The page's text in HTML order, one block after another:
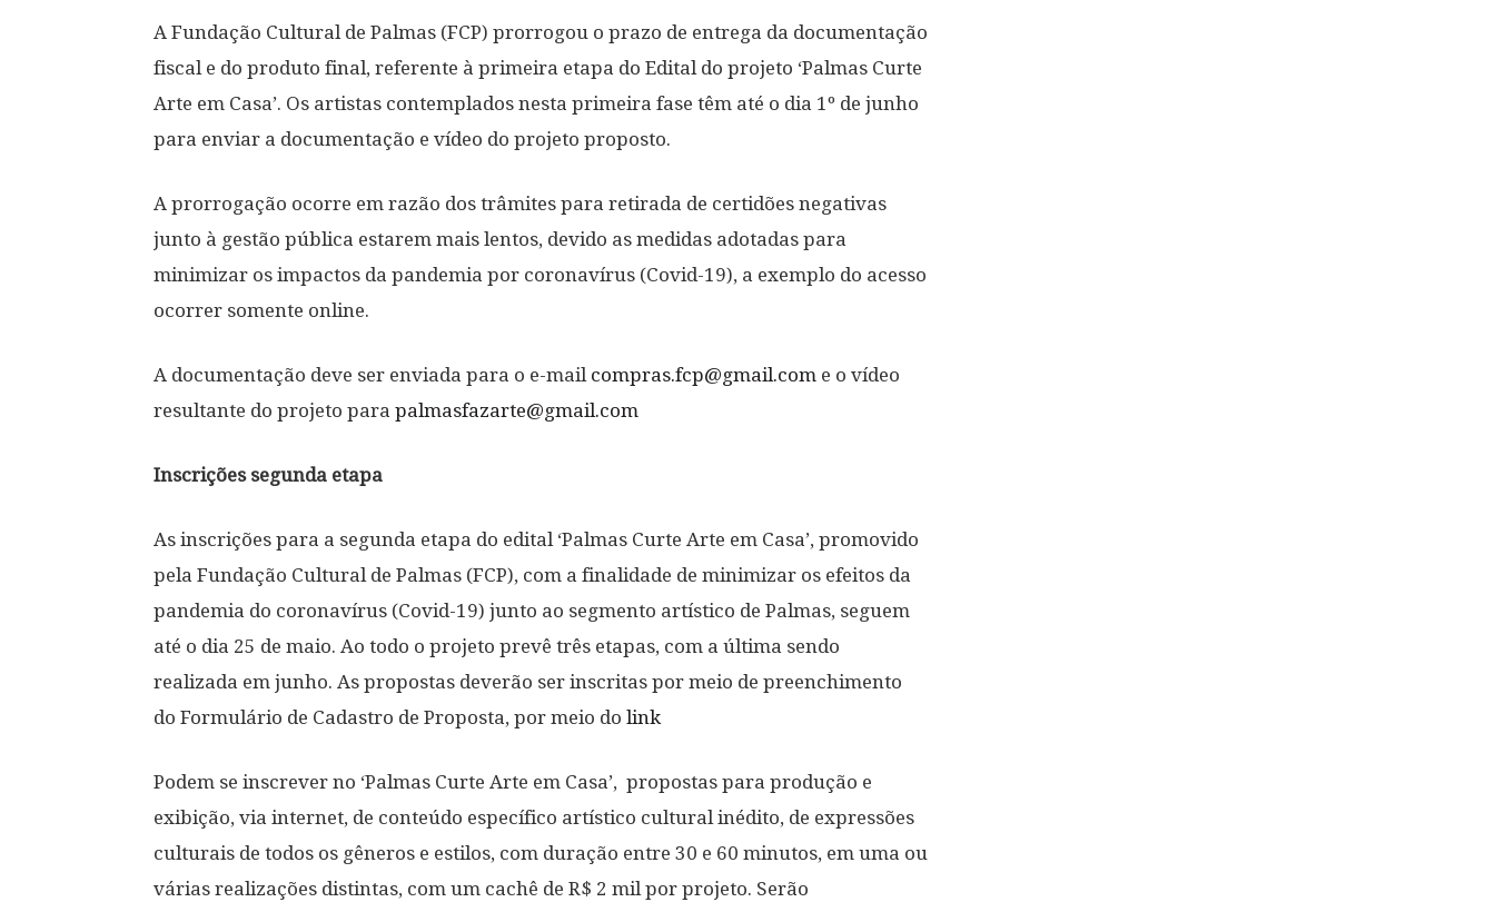
A Fundação Cultural de Palmas (FCP) prorrogou o prazo de entrega da documentação
fiscal e do produto final, referente à primeira etapa do Edital do projeto ‘Palmas Curte
Arte em Casa’. Os artistas contemplados nesta primeira fase têm até o dia 1º de junho
para enviar a documentação e vídeo do projeto proposto.
A prorrogação ocorre em razão dos trâmites para retirada de certidões negativas
junto à gestão pública estarem mais lentos, devido as medidas adotadas para
minimizar os impactos da pandemia por coronavírus (Covid-19), a exemplo do acesso
ocorrer somente online.
A documentação deve ser enviada para o e-mail compras.fcp@gmail.com e o vídeo
resultante do projeto para palmasfazarte@gmail.com
Inscrições segunda etapa
As inscrições para a segunda etapa do edital ‘Palmas Curte Arte em Casa’, promovido
pela Fundação Cultural de Palmas (FCP), com a finalidade de minimizar os efeitos da
pandemia do coronavírus (Covid-19) junto ao segmento artístico de Palmas, seguem
até o dia 25 de maio. Ao todo o projeto prevê três etapas, com a última sendo
realizada em junho. As propostas deverão ser inscritas por meio de preenchimento
do Formulário de Cadastro de Proposta, por meio do link
Podem se inscrever no ‘Palmas Curte Arte em Casa’, propostas para produção e
exibição, via internet, de conteúdo específico artístico cultural inédito, de expressões
culturais de todos os gêneros e estilos, com duração entre 30 e 60 minutos, em uma ou
várias realizações distintas, com um cachê de R$ 2 mil por projeto. Serão